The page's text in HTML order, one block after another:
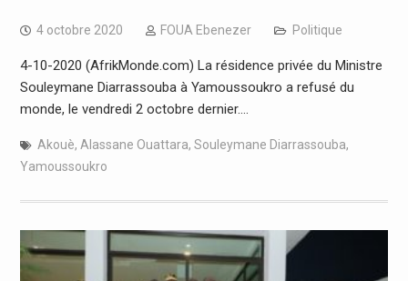
4 octobre 2020 FOUA Ebenezer Politique
4-10-2020 (AfrikMonde.com) La résidence privée du Ministre
Souleymane Diarrassouba à Yamoussoukro a refusé du
monde, le vendredi 2 octobre dernier.…
Akouè, Alassane Ouattara, Souleymane Diarrassouba,
Yamoussoukro